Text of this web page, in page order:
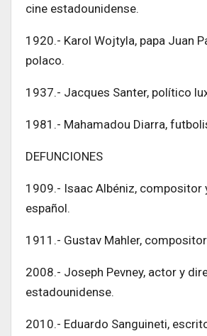
cine estadounidense.
1920.- Karol Wojtyla, papa Juan
polaco.
1937.- Jacques Santer, político
1981.- Mahamadou Diarra,
DEFUNCIONES
1909.- Isaac Albéniz, compositor
español.
1911.- Gustav Mahler,
2008.- Joseph Pevney, actor y
estadounidense.
2010.- Eduardo Sanguineti,